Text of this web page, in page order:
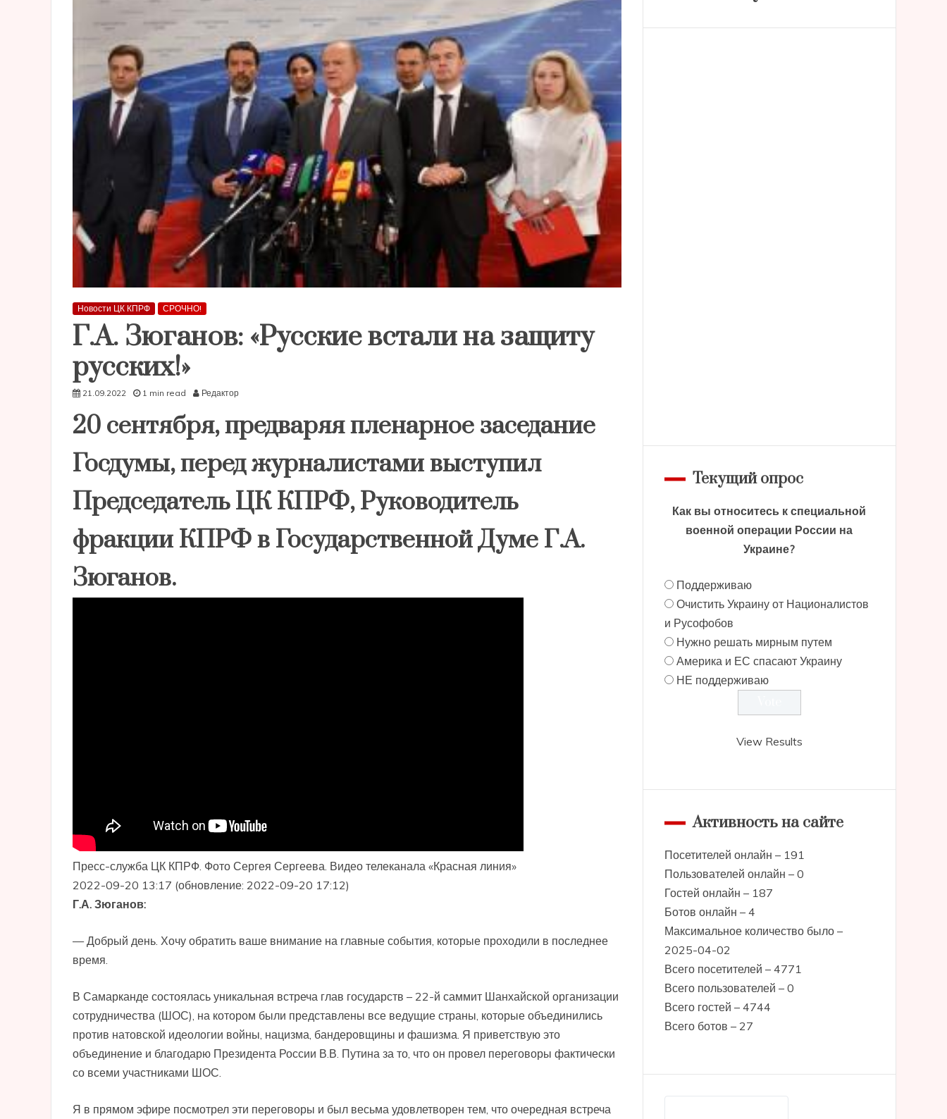
Новости ЦК КПРФ СРОЧНО!
Г.А. Зюганов: «Русские встали на защиту
русских!»
21.09.2022 1 min read Редактор
20 сентября, предваряя пленарное заседание
Госдумы, перед журналистами выступил
Председатель ЦК КПРФ, Руководитель
фракции КПРФ в Государственной Думе Г.А.
Зюганов.
Пресс-служба ЦК КПРФ. Фото Сергея Сергеева. Видео телеканала «Красная линия»
2022-09-20 13:17 (обновление: 2022-09-20 17:12)
Г.А. Зюганов:
— Добрый день. Хочу обратить ваше внимание на главные события, которые проходили в последнее
время.
В Самарканде состоялась уникальная встреча глав государств – 22-й саммит Шанхайской организации
сотрудничества (ШОС), на котором были представлены все ведущие страны, которые объединились
против натовской идеологии войны, нацизма, бандеровщины и фашизма. Я приветствую это
объединение и благодарю Президента России В.В. Путина за то, что он провел переговоры фактически
со всеми участниками ШОС.
Я в прямом эфире посмотрел эти переговоры и был весьма удовлетворен тем, что очередная встреча
Текущий опрос
Как вы относитесь к специальной
военной операции России на
Украине?
Поддерживаю
Очистить Украину от Националистов
и Русофобов
Нужно решать мирным путем
Америка и ЕС спасают Украину
НЕ поддерживаю
View Results
Активность на сайте
Посетителей онлайн – 191
Пользователей онлайн – 0
Гостей онлайн – 187
Ботов онлайн – 4
Максимальное количество было –
2025-04-02
Всего посетителей – 4771
Всего пользователей – 0
Всего гостей – 4744
Всего ботов – 27